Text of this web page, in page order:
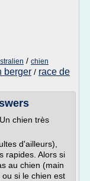
/ chien
berger / race de
chien très
d'ailleurs),
rapides. Alors si
au chien (main
si le chien est